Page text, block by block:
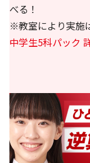
べる！
※教室により実施
中学生5科パック